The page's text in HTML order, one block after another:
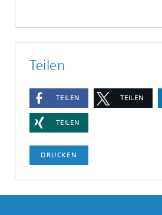
Teilen
TEILEN TEILEN
TEILEN
DRUCKEN